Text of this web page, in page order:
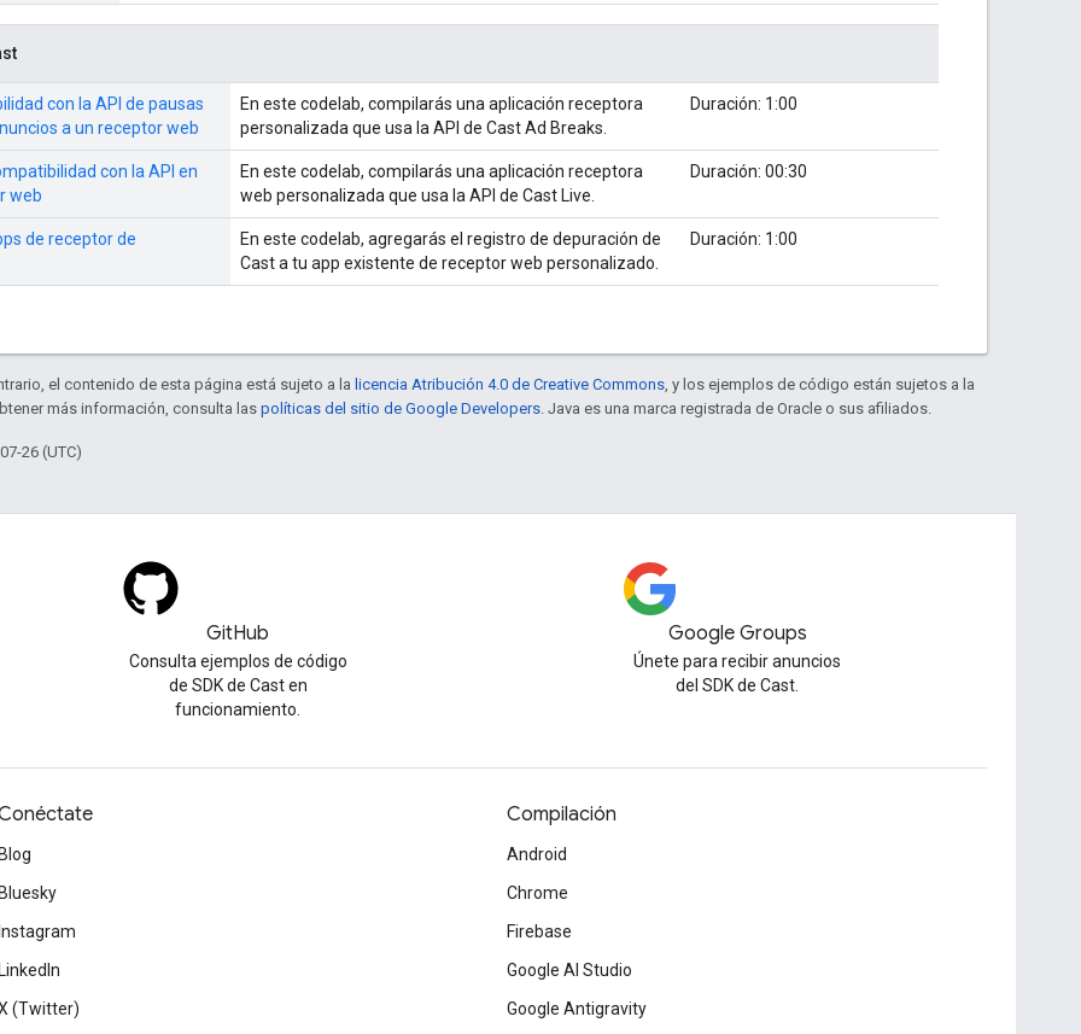
con la API de pausas
a un receptor web
En este codelab, compilarás una aplicación receptora
personalizada que usa la API de Cast Ad Breaks.
Duración: 1:00
con la API en
web
En este codelab, compilarás una aplicación receptora
web personalizada que usa la API de Cast Live.
Duración: 00:30
de receptor de
En este codelab, agregarás el registro de depuración de
Cast a tu app existente de receptor web personalizado.
Duración: 1:00
el contenido de esta página está sujeto a la licencia Atribución 4.0 de Creative Commons , y los ejemplos de código están sujetos a la
más información, consulta las políticas del sitio de Google Developers . Java es una marca registrada de Oracle o sus afiliados.
26 (UTC)
GitHub
Consulta ejemplos de código
de SDK de Cast en
funcionamiento.
Google Groups
Únete para recibir anuncios
del SDK de Cast.
Blog
Bluesky
Instagram
LinkedIn
(Twitter)
Compilación
Android
Chrome
Firebase
Google AI Studio
Google Antigravity